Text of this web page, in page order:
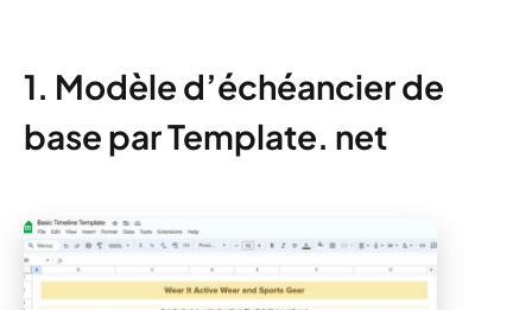
1. Modèle d’échéancier de
base par Template. net